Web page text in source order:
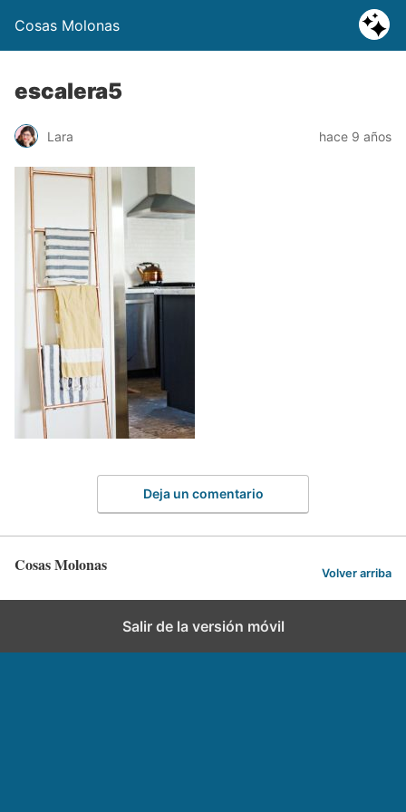
Cosas Molonas
escalera5
Lara hace 9 años
Deja un comentario
Cosas Molonas Volver arriba
Salir de la versión móvil